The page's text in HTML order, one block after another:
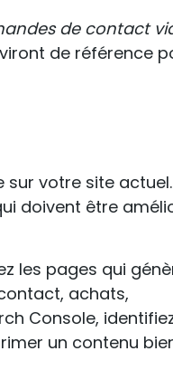
de contact
de référence
votre site actuel.
doivent être
les pages qui
achats,
Console,
un contenu